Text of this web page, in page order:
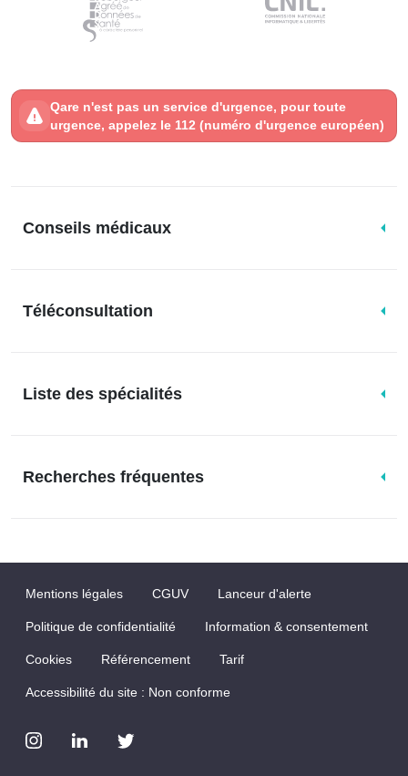
Qare n'est pas un service d'urgence, pour toute
urgence, appelez le 112 (numéro d'urgence européen)
Conseils médicaux
Téléconsultation
Liste des spécialités
Recherches fréquentes
Mentions légales CGUV Lanceur d'alerte
Politique de confidentialité Information & consentement
Cookies Référencement Tarif
Accessibilité du site : Non conforme